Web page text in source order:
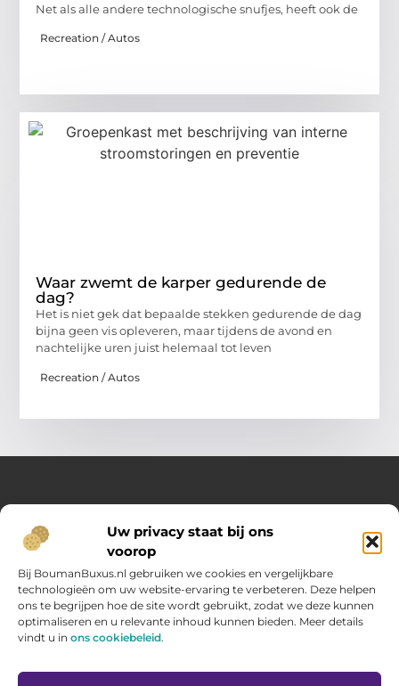
Uw privacy staat bij ons
voorop
Bij BoumanBuxus.nl gebruiken we cookies en vergelijkbare
technologieën om uw website-ervaring te verbeteren. Deze helpen
ons te begrijpen hoe de site wordt gebruikt, zodat we deze kunnen
optimaliseren en u relevante inhoud kunnen bieden. Meer details
vindt u in ons cookiebeleid.
Net als alle andere technologische snufjes, heeft ook de
Recreation / Autos
Waar zwemt de karper gedurende de
dag?
Het is niet gek dat bepaalde stekken gedurende de dag
bijna geen vis opleveren, maar tijdens de avond en
nachtelijke uren juist helemaal tot leven
Recreation / Autos
Over Opelweb
Jouw startpunt voor handige tips en inspirerende artikelen
Op Opelweb.nl vind je een gevarieerd aanbod aan blogs en
content die je helpen meer uit je dag te halen – van nuttige
adviezen tot verrassende inzichten voor in het dagelijks leven.
Main Links
Bericht categorie